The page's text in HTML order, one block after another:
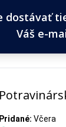
dostávať
Váš e-
Pridané: Včera